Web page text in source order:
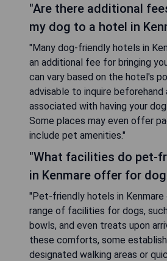
"Are there additional
my dog to a hotel in
"Many dog-friendly hotels in
an additional fee for bringing
can vary based on the hotel's
advisable to inquire
associated with having your
Some places may even offer
include pet amenities."
"What facilities do pet-
in Kenmare offer for
"Pet-friendly hotels in
range of facilities for dogs,
bowls, and even treats upon
these comforts, some
designated walking areas or